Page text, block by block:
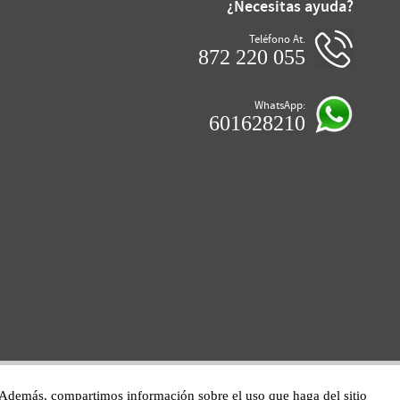
compartimos información sobre el uso que haga del sitio
¿Necesitas ayuda?
Teléfono At.
872 220 055
WhatsApp:
601628210